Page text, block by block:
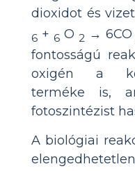
dioxidot és
6 + 6O 2 → 6CO
fontosságú
oxigén a
terméke is,
fotoszintézist
A biológiai